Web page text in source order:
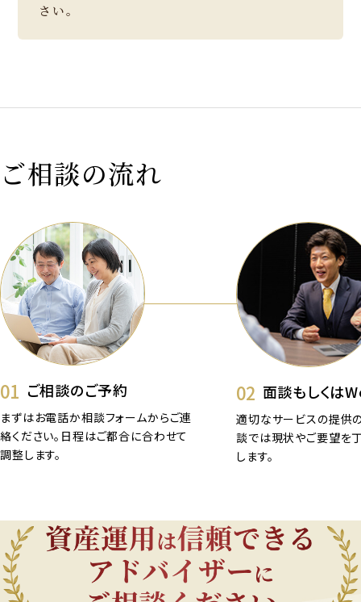
さい。
ご相談の流れ
01 ご相談のご予約
まずはお電話か相談フォームからご連
絡ください。日程はご都合に合わせて
調整します。
02 面談もしくは
適切なサービスの提供
談では現状やご要望を
します。